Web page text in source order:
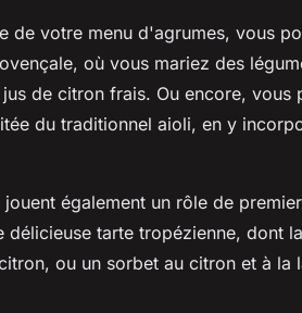
de votre menu d'agrumes, vous
où vous mariez des
de citron frais. Ou encore, vous
du traditionnel aioli, en y
jouent également un rôle de
délicieuse tarte tropézienne, dont
ou un sorbet au citron et à la